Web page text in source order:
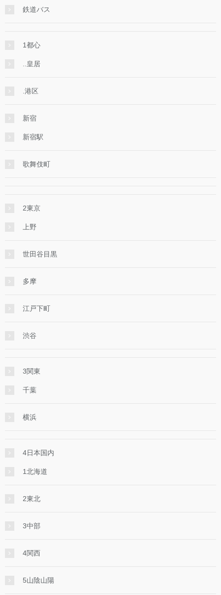
鉄道バス
1都心
..皇居
.港区
新宿
新宿駅
歌舞伎町
2東京
上野
世田谷目黒
多摩
江戸下町
渋谷
3関東
千葉
横浜
4日本国内
1北海道
2東北
3中部
4関西
5山陰山陽